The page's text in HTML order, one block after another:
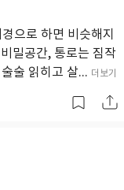
으로 하면 비슷해지
밀공간, 통로는 짐작
술 읽히고 살... 더보기